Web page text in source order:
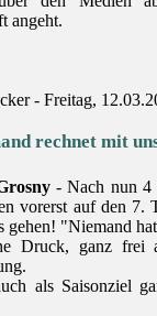
angeht.
- Freitag,
rechnet mit
- Nach nun 4
vorerst auf den 7.
gehen! "Niemand
Druck, ganz frei
als Saisonziel